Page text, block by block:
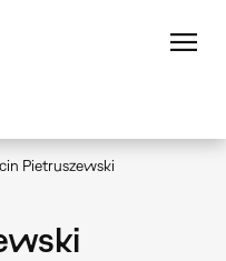
Pietruszewski